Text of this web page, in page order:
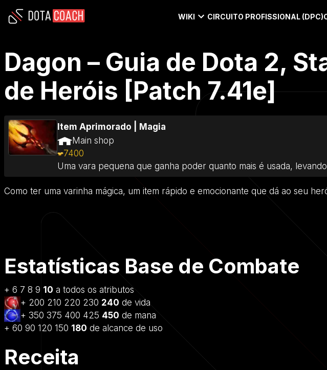
WIKI CIRCUITO PROFISSIONAL (DPC)
Dagon – Guia de Dota 2,
de Heróis [Patch 7.41e]
Item Aprimorado
Magia
Main shop
7400
Uma vara pequena que ganha poder quanto mais é usada,
Como ter uma varinha mágica, um item rápido e emocionante que dá ao seu
Estatísticas Base de Combate
+ 6 7 8 9 10 a todos os atributos
+ 200 210 220 230 240 de vida
+ 350 375 400 425 450 de mana
+ 60 90 120 150 180 de alcance de uso
Receita